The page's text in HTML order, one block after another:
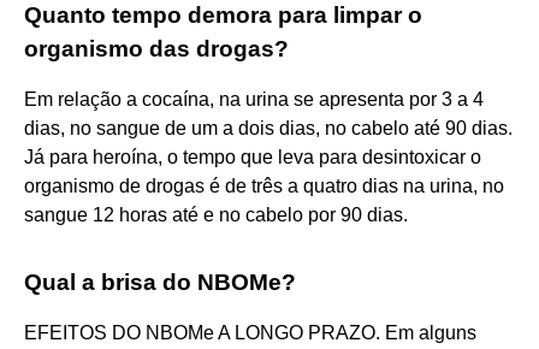
Quanto tempo demora para limpar o
organismo das drogas?
Em relação a cocaína, na urina se apresenta por 3 a 4
dias, no sangue de um a dois dias, no cabelo até 90 dias.
Já para heroína, o tempo que leva para desintoxicar o
organismo de drogas é de três a quatro dias na urina, no
sangue 12 horas até e no cabelo por 90 dias.
Qual a brisa do NBOMe?
EFEITOS DO NBOMe A LONGO PRAZO. Em alguns